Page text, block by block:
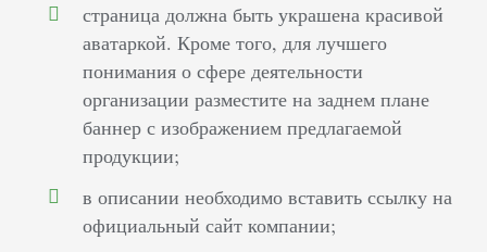
страница должна быть украшена красивой
аватаркой. Кроме того, для лучшего
понимания о сфере деятельности
организации разместите на заднем плане
баннер с изображением предлагаемой
продукции;
в описании необходимо вставить ссылку на
официальный сайт компании;